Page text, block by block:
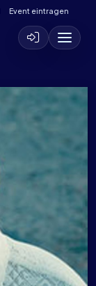
Event eintragen